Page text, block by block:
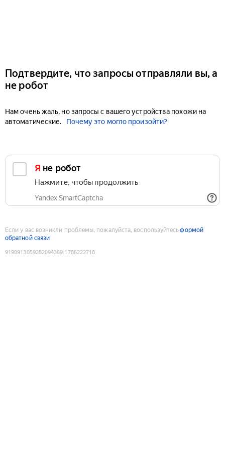
Подтвердите, что запросы отправляли вы, а
не робот
Нам очень жаль, но запросы с вашего устройства похожи на
автоматические.
Почему это могло произойти?
Я не робот
Нажмите, чтобы продолжить
Yandex SmartCaptcha
Если у вас возникли проблемы, пожалуйста, воспользуйтесьформой
обратной связи
9190913059282094369:1786222718